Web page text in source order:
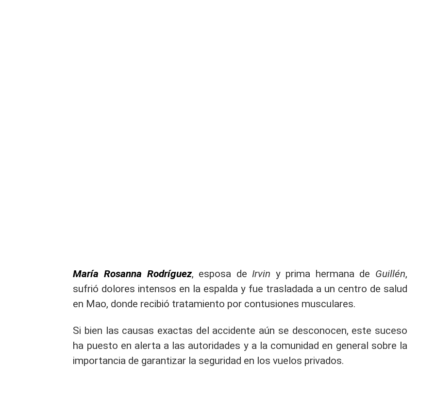
María Rosanna Rodríguez, esposa de Irvin y prima hermana de Guillén,
sufrió dolores intensos en la espalda y fue trasladada a un centro de salud
en Mao, donde recibió tratamiento por contusiones musculares.
Si bien las causas exactas del accidente aún se desconocen, este suceso
ha puesto en alerta a las autoridades y a la comunidad en general sobre la
importancia de garantizar la seguridad en los vuelos privados.